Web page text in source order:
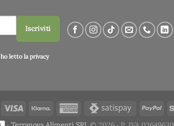
Iscriviti
ho letto laprivacy